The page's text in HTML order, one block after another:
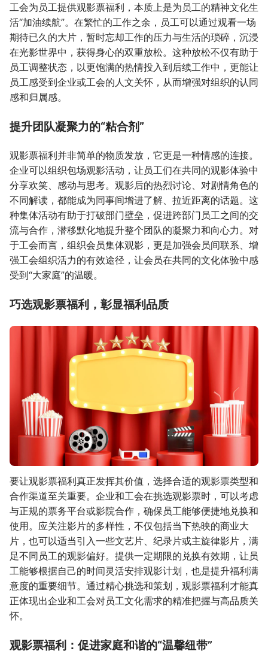
工会为员工提供观影票福利，本质上是为员工的精神文化生
活“加油续航”。在繁忙的工作之余，员工可以通过观看一场
期待已久的大片，暂时忘却工作的压力与生活的琐碎，沉浸
在光影世界中，获得身心的双重放松。这种放松不仅有助于
员工调整状态，以更饱满的热情投入到后续工作中，更能让
员工感受到企业或工会的人文关怀，从而增强对组织的认同
感和归属感。
提升团队凝聚力的“粘合剂”
观影票福利并非简单的物质发放，它更是一种情感的连接。
企业可以组织包场观影活动，让员工们在共同的观影体验中
分享欢笑、感动与思考。观影后的热烈讨论、对剧情角色的
不同解读，都能成为同事间增进了解、拉近距离的话题。这
种集体活动有助于打破部门壁垒，促进跨部门员工之间的交
流与合作，潜移默化地提升整个团队的凝聚力和向心力。对
于工会而言，组织会员集体观影，更是加强会员间联系、增
强工会组织活力的有效途径，让会员在共同的文化体验中感
受到“大家庭”的温暖。
巧选观影票福利，彰显福利品质
要让观影票福利真正发挥其价值，选择合适的观影票类型和
合作渠道至关重要。企业和工会在挑选观影票时，可以考虑
与正规的票务平台或影院合作，确保员工能够便捷地兑换和
使用。应关注影片的多样性，不仅包括当下热映的商业大
片，也可以适当引入一些文艺片、纪录片或主旋律影片，满
足不同员工的观影偏好。提供一定期限的兑换有效期，让员
工能够根据自己的时间灵活安排观影计划，也是提升福利满
意度的重要细节。通过精心挑选和策划，观影票福利才能真
正体现出企业和工会对员工文化需求的精准把握与高品质关
怀。
观影票福利：促进家庭和谐的“温馨纽带”